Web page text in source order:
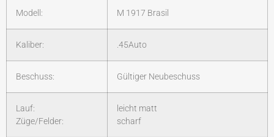
Modell: M 1917 Brasil
Kaliber: .45Auto
Beschuss: Gültiger Neubeschuss
Lauf:
Züge/Felder:
leicht matt
scharf